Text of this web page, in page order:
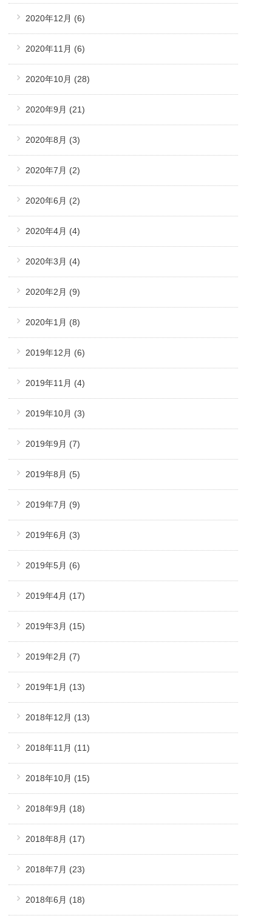
2020年12月 (6)
2020年11月 (6)
2020年10月 (28)
2020年9月 (21)
2020年8月 (3)
2020年7月 (2)
2020年6月 (2)
2020年4月 (4)
2020年3月 (4)
2020年2月 (9)
2020年1月 (8)
2019年12月 (6)
2019年11月 (4)
2019年10月 (3)
2019年9月 (7)
2019年8月 (5)
2019年7月 (9)
2019年6月 (3)
2019年5月 (6)
2019年4月 (17)
2019年3月 (15)
2019年2月 (7)
2019年1月 (13)
2018年12月 (13)
2018年11月 (11)
2018年10月 (15)
2018年9月 (18)
2018年8月 (17)
2018年7月 (23)
2018年6月 (18)